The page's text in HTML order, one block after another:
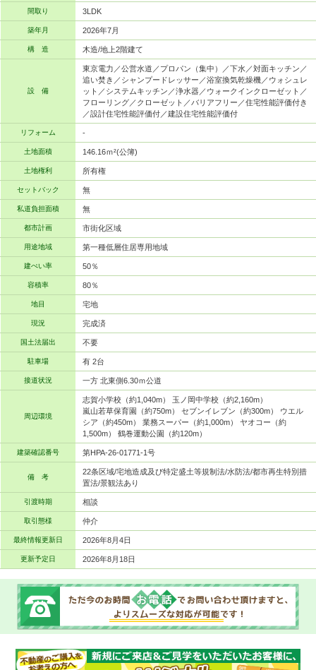
間取り 3LDK
築年月 2026年7月
構 造 木造/地上2階建て
設 備
東京電力／公営水道／プロパン（集中）／下水／対面キッチン／
追い焚き／シャンプードレッサー／浴室換気乾燥機／ウォシュレ
ット／システムキッチン／浄水器／ウォークインクローゼット／
フローリング／クローゼット／バリアフリー／住宅性能評価付き
／設計住宅性能評価付／建設住宅性能評価付
リフォーム -
土地面積 146.16ｍ²(公簿)
土地権利 所有権
セットバック 無
私道負担面積 無
都市計画 市街化区域
用途地域 第一種低層住居専用地域
建ぺい率 50％
容積率 80％
地目 宅地
現況 完成済
国土法届出 不要
駐車場 有 2台
接道状況 一方 北東側6.30ｍ公道
周辺環境
志賀小学校（約1,040m） 玉ノ岡中学校（約2,160m）
嵐山若草保育園（約750m） セブンイレブン（約300m） ウエル
シア（約450m） 業務スーパー（約1,000m） ヤオコー（約
1,500m） 鶴巻運動公園（約120m）
建築確認番号 第HPA-26-01771-1号
備 考
22条区域/宅地造成及び特定盛土等規制法/水防法/都市再生特別措
置法/景観法あり
引渡時期 相談
取引態様 仲介
最終情報更新日 2026年8月4日
更新予定日 2026年8月18日